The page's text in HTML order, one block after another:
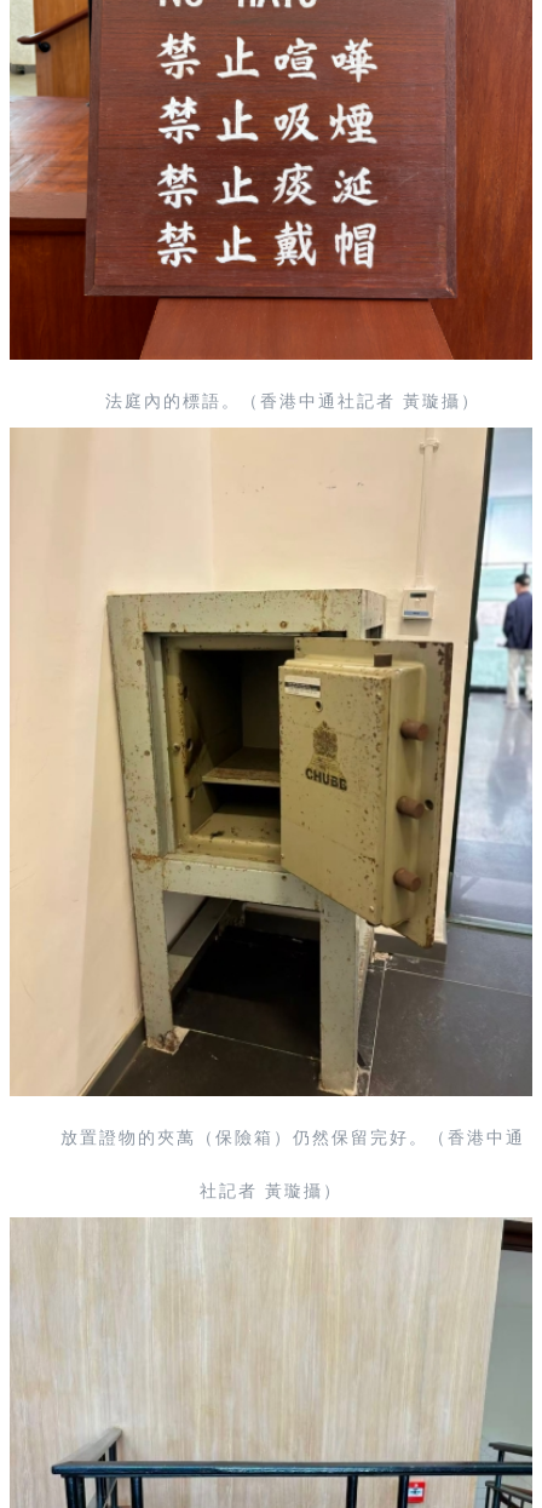
法庭內的標語。（香港中通社記者 黃璇攝）
放置證物的夾萬（保險箱）仍然保留完好。（香港中通
社記者 黃璇攝）